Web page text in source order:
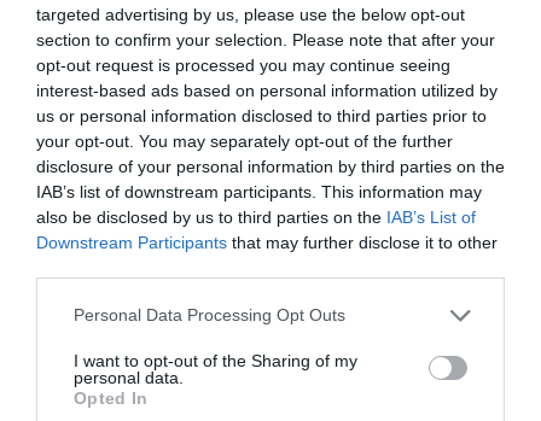
targeted advertising by us, please use the below opt-out
section to confirm your selection. Please note that after your
opt-out request is processed you may continue seeing
interest-based ads based on personal information utilized by
us or personal information disclosed to third parties prior to
your opt-out. You may separately opt-out of the further
disclosure of your personal information by third parties on the
IAB’s list of downstream participants. This information may
also be disclosed by us to third parties on the IAB’s List of
Downstream Participants that may further disclose it to other
Please note that this website/app uses one or more Google
not limited to your visit or usage behaviour. You may click to
grant or deny consent to Google and its third-party tags to
use your data for below specified purposes in below Google
Personal Data Processing Opt Outs
I want to opt-out of the Sharing of my
personal data.
Opted In
Παρακαλώ Περιμένετε...
ΛΟΓΑΡΙΑΣΜΟΣ - ΛΙΟΛΙΟΥ ΚΑΤΕΡΙΝΑ
Παρακαλώ Περιμένετε...